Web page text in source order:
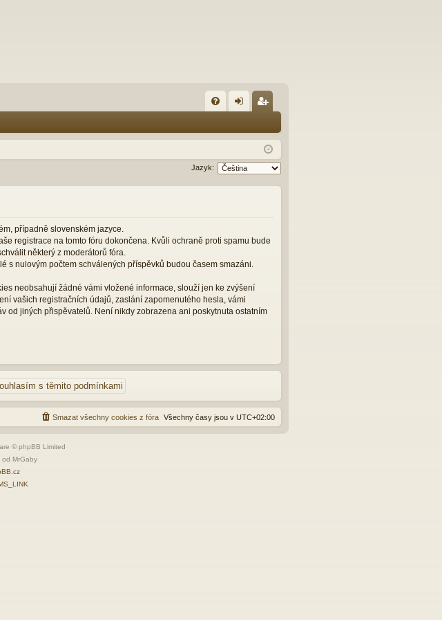
Q lá
sit
se
ist
ro
va
Jazyk:
případně slovenském jazyce.
registrace na tomto fóru dokončena. Kvůli ochraně proti spamu bude
některý z moderátorů fóra.
s nulovým počtem schválených příspěvků budou časem smazáni.
neobsahují žádné vámi vložené informace, slouží jen ke zvýšení
vašich registračních údajů, zaslání zapomenutého hesla, vámi
od jiných přispěvatelů. Není nikdy zobrazena ani poskytnuta ostatním
Všechny časy jsou v UTC+02:00
Smazat všechny cookies z fóra
© phpBB Limited
MrGaby